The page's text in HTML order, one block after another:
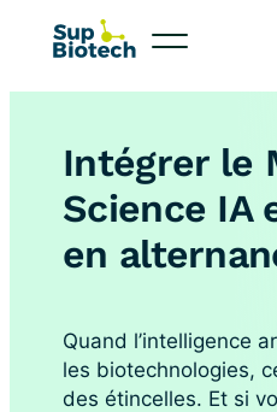
Intégrer le
Science IA
en
Quand l’intelligence
les biotechnologies,
des étincelles. Et si